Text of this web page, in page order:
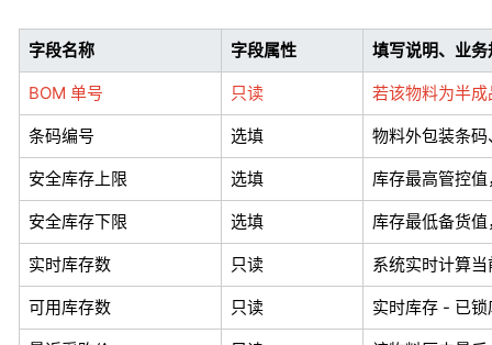
字段名称 字段属性 填写说明、业务
BOM 单号 只读 若该物料为半
条码编号 选填 物料外包装条
安全库存上限 选填 库存最高管控
安全库存下限 选填 库存最低备货
实时库存数 只读 系统实时计算
可用库存数 只读 实时库存 - 已